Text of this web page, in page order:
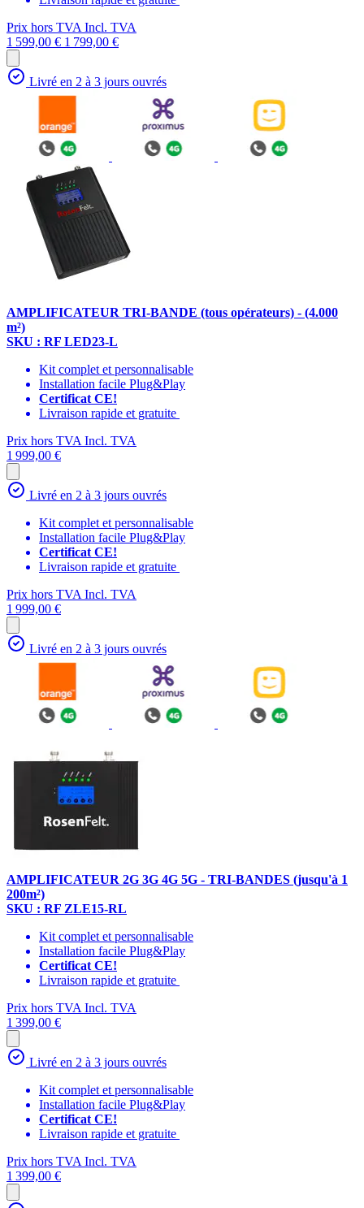
Prix hors TVAIncl. TVA
1 599,00 € 1 799,00 €
Livré en 2 à 3 jours ouvrés
AMPLIFICATEUR TRI-BANDE (tous opérateurs) - (4.000
m²)
SKU : RF LED23-L
Kit complet et personnalisable
Installation facile Plug&Play
Certificat CE!
Livraison rapide et gratuite
Prix hors TVAIncl. TVA
1 999,00 €
Livré en 2 à 3 jours ouvrés
Kit complet et personnalisable
Installation facile Plug&Play
Certificat CE!
Livraison rapide et gratuite
Prix hors TVAIncl. TVA
1 999,00 €
Livré en 2 à 3 jours ouvrés
AMPLIFICATEUR 2G 3G 4G 5G - TRI-BANDES (jusqu'à 1
200m²)
SKU : RF ZLE15-RL
Kit complet et personnalisable
Installation facile Plug&Play
Certificat CE!
Livraison rapide et gratuite
Prix hors TVAIncl. TVA
1 399,00 €
Livré en 2 à 3 jours ouvrés
Kit complet et personnalisable
Installation facile Plug&Play
Certificat CE!
Livraison rapide et gratuite
Prix hors TVAIncl. TVA
1 399,00 €